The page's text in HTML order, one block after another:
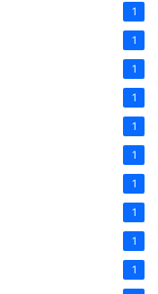
1
1
1
1
1
1
1
1
1
1